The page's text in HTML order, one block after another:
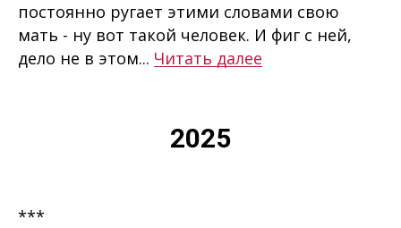
постоянно ругает этими словами свою
мать - ну вот такой человек. И фиг с ней,
дело не в этом... Читать далее
2025
***